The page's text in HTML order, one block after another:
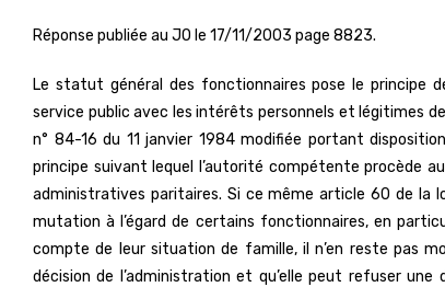
Réponse publiée au JO le 17/11/2003 page 8823.
Le statut général des fonctionnaires pose le principe
service public avec les intérêts personnels et légitimes
n° 84-16 du 11 janvier 1984 modifiée portant
principe suivant lequel l’autorité compétente procède
administratives paritaires. Si ce même article 60 de la
mutation à l’égard de certains fonctionnaires, en
compte de leur situation de famille, il n’en reste pas
décision de l’administration et qu’elle peut refuser